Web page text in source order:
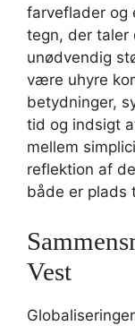
farveflader og
tegn, der taler
unødvendig
være uhyre
betydninger,
tid og indsigt
mellem
reflektion af
både er plads
Vest